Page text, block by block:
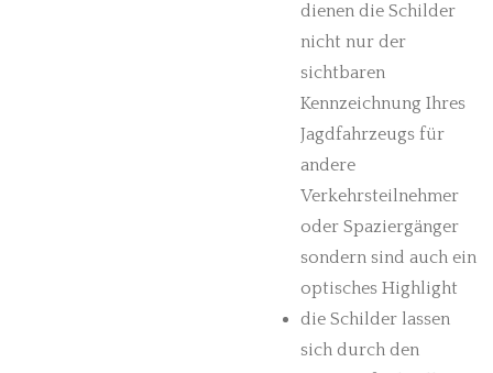
dienen die Schilder
nicht nur der
sichtbaren
Kennzeichnung Ihres
Jagdfahrzeugs für
andere
Verkehrsteilnehmer
oder Spaziergänger
sondern sind auch ein
optisches Highlight
die Schilder lassen
sich durch den